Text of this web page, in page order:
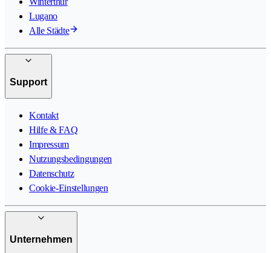
Lugano
Alle Städte
Support
Kontakt
Hilfe & FAQ
Impressum
Nutzungsbedingungen
Datenschutz
Cookie-Einstellungen
Unternehmen